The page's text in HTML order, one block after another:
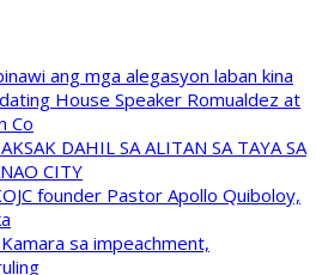
ang mga alegasyon laban kina
House Speaker Romualdez at
Co
DAHIL SA ALITAN SA TAYA SA
CITY
founder Pastor Apollo Quiboloy,
sa impeachment,